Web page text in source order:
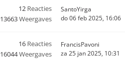
12 Reacties
13663Weergaves
SantoYirga
do 06 feb 2025, 16:06
16 Reacties
16044Weergaves
FrancisPavoni
za 25 jan 2025, 10:31